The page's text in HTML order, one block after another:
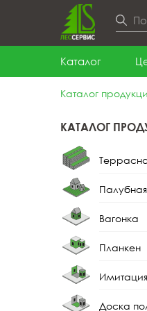
Каталог
Каталог
КАТАЛОГ
Террасная
лиственницы
Палубная доска
лиственницы
Вагонка
Вагонка штиль
лиственницы
Планкен
Планкен
Доска